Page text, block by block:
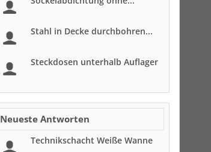
Stahl in Decke durchbohren...
Steckdosen unterhalb Auflager
Neueste Antworten
Technikschacht Weiße Wanne